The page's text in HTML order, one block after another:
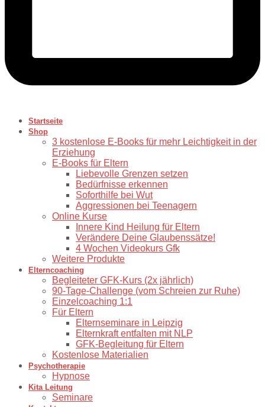
Startseite
Shop
3 kostenlose E-Books für mehr Leichtigkeit in der
Erziehung
E-Books für Eltern
Liebevolle Grenzen setzen
Bedürfnisse erkennen
Soforthilfe bei Wut
Aggressionen bei Teenagern
Online Kurse
Innere Kind Heilung für Eltern
Verändere Deine Glaubenssätze!
4 Wochen Videokurs Gfk
Weitere Produkte
Elterncoaching
⁠Begleiteter GFK-Kurs (2x jährlich)
90-Tage-Challenge (vom Schreien zur Ruhe)
⁠Einzelcoaching 1:1
Für Eltern
Elternseminare in Leipzig
Elternkraft entfalten mit NLP
GFK-Begleitung für Eltern
Kostenlose Materialien
Psychotherapie
Hypnose
Kita Leitung
Seminare